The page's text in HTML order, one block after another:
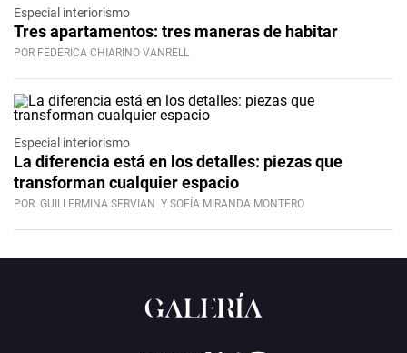
Especial interiorismo
Tres apartamentos: tres maneras de habitar
POR FEDERICA CHIARINO VANRELL
Especial interiorismo
La diferencia está en los detalles: piezas que
transforman cualquier espacio
POR GUILLERMINA SERVIAN Y SOFÍA MIRANDA MONTERO